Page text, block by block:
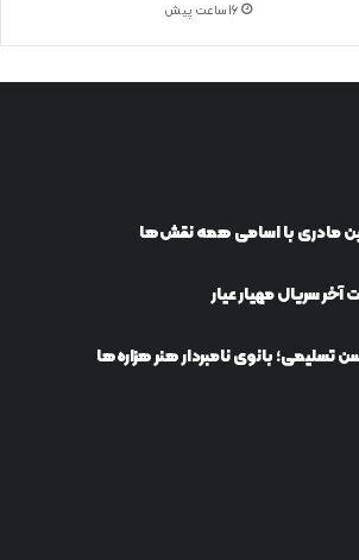
16 ساعت پیش
مادری با اسامی همه نقش‌ها
سریال مهیار عیار
تسلیمی؛ بانوی نامبردار هنر هزاره‌ها